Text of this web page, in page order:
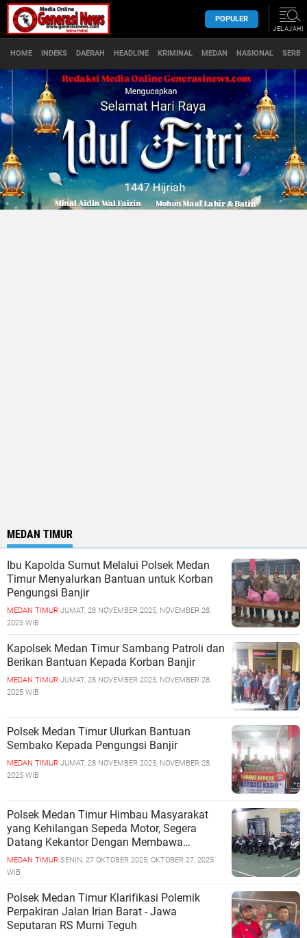
POPULER
JELAJAHI
HOME INDEKS DAERAH HEADLINE KRIMINAL MEDAN NASIONAL
MEDAN TIMUR
Ibu Kapolda Sumut Melalui Polsek Medan
Timur Menyalurkan Bantuan untuk Korban
Pengungsi Banjir
MEDAN TIMUR JUMAT, 28 NOVEMBER 2025, NOVEMBER 28,
2025 WIB
Kapolsek Medan Timur Sambang Patroli dan
Berikan Bantuan Kepada Korban Banjir
MEDAN TIMUR JUMAT, 28 NOVEMBER 2025, NOVEMBER 28,
2025 WIB
Polsek Medan Timur Ulurkan Bantuan
Sembako Kepada Pengungsi Banjir
MEDAN TIMUR JUMAT, 28 NOVEMBER 2025, NOVEMBER 28,
2025 WIB
Polsek Medan Timur Himbau Masyarakat
yang Kehilangan Sepeda Motor, Segera
Datang Kekantor Dengan Membawa
Dokumen Kelengkapan
MEDAN TIMUR SENIN, 27 OKTOBER 2025, OKTOBER 27, 2025
WIB
Polsek Medan Timur Klarifikasi Polemik
Perpakiran Jalan Irian Barat - Jawa
Seputaran RS Murni Teguh